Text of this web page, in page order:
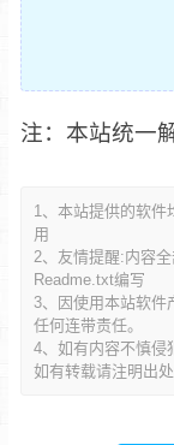
注：本站统一
1、本站提供的软件
用
2、友情提醒:内容
Readme.txt编写
3、因使用本站软件
任何连带责任。
4、如有内容不慎侵
如有转载请注明出处